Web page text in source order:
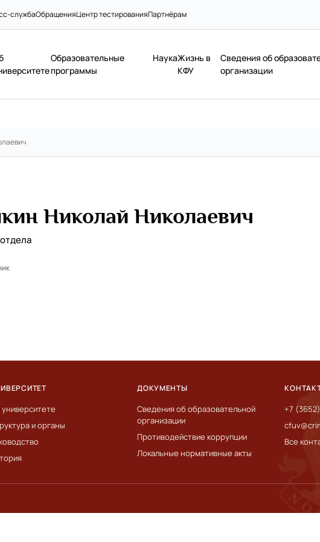
службаОбращенияЦентр тестированияПартнёрам
Образовательные
программы
НаукаЖизнь в
КФУ
Сведения об
организации
Николай Николаевич
и органы
ДОКУМЕНТЫ
Сведения об образовательной
организации
Противодействие коррупции
Локальные нормативные акты
+7
Все